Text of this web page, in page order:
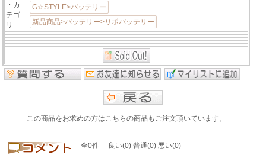
・カ
テゴ
リ
G☆STYLE>バッテリー
新品商品>バッテリー>リポバッテリー
この商品をお求めの方はこちらの商品もご注文頂いています。
全0件 良い(0) 普通(0) 悪い(0)